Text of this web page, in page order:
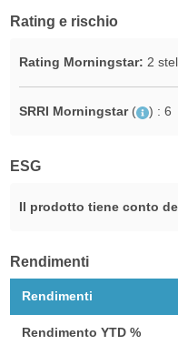
Rating e rischio
Rating Morningstar: 2
SRRI Morningstar ( ) : 6
ESG
Il prodotto tiene conto
Rendimenti
Rendimenti
Rendimento YTD %